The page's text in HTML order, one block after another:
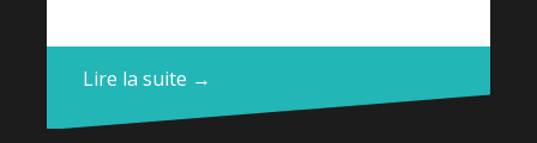
Lire la suite →